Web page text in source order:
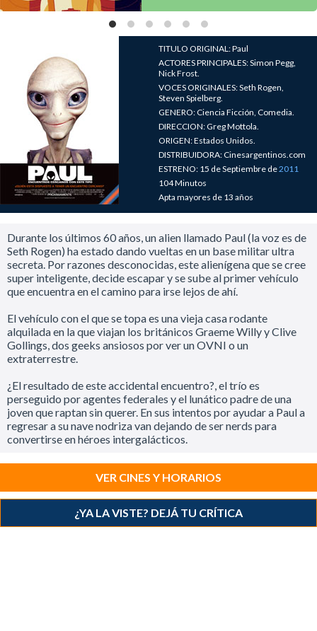
TITULO ORIGINAL: Paul
ACTORES PRINCIPALES: Simon Pegg,
Nick Frost.
VOCES ORIGINALES: Seth Rogen,
Steven Spielberg.
GENERO: Ciencia Ficción, Comedia.
DIRECCION: Greg Mottola.
ORIGEN: Estados Unidos.
DISTRIBUIDORA: Cinesargentinos.com
ESTRENO: 15 de Septiembre de2011
104 Minutos
Apta mayores de 13 años
Durante los últimos 60 años, un alien llamado Paul (la voz es de
Seth Rogen) ha estado dando vueltas en un base militar ultra
secreta. Por razones desconocidas, este alienígena que se cree
super inteligente, decide escapar y se sube al primer vehículo
que encuentra en el camino para irse lejos de ahí.
El vehículo con el que se topa es una vieja casa rodante
alquilada en la que viajan los británicos Graeme Willy y Clive
Gollings, dos geeks ansiosos por ver un OVNI o un
extraterrestre.
¿El resultado de este accidental encuentro?, el trío es
perseguido por agentes federales y el lunático padre de una
joven que raptan sin querer. En sus intentos por ayudar a Paul a
regresar a su nave nodriza van dejando de ser nerds para
convertirse en héroes intergalácticos.
VER CINES Y HORARIOS
¿YA LA VISTE? DEJÁ TU CRÍTICA